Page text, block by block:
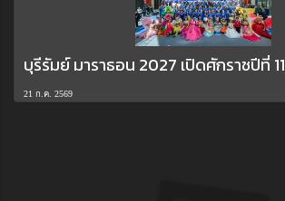
บุรีรัมย์ มาราธอน 2027 เปิดศักราชปีที่ 11
21 ก.ค. 2569